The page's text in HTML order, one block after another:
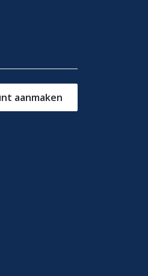
aanmaken